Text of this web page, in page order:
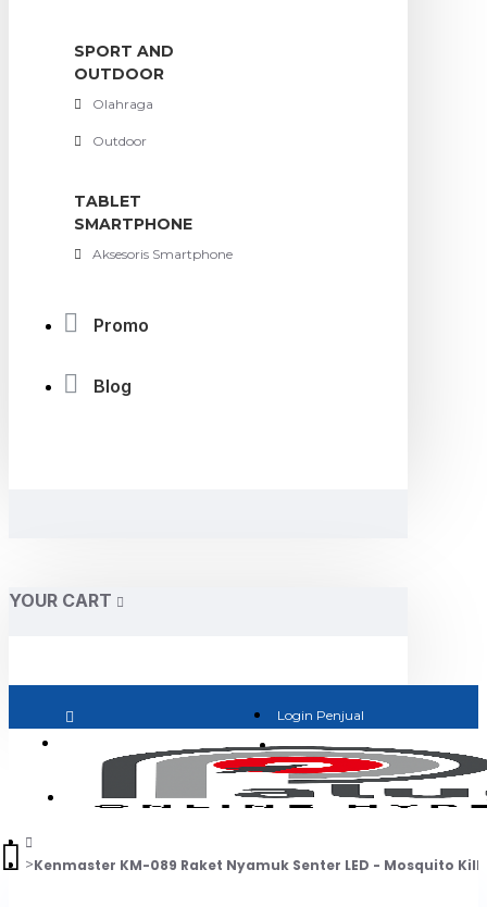
SPORT AND
OUTDOOR
Olahraga
Outdoor
TABLET
SMARTPHONE
Aksesoris Smartphone
Promo
Blog
YOUR CART
Login Penjual
Jadi Penjual
Kenmaster KM-089 Raket Nyamuk Senter LED - Mosquito